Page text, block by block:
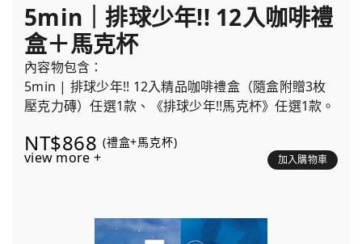
5min｜排球少年!! 12入咖啡禮
盒＋馬克杯
內容物包含：
5min | 排球少年!! 12入精品咖啡禮盒（隨盒附贈3枚
壓克力磚）任選1款、《排球少年!!馬克杯》任選1款。
NT$868 (禮盒+馬克杯)
view more + 加入購物車